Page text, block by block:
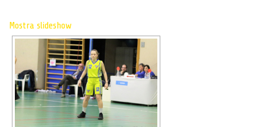
Mostra slideshow